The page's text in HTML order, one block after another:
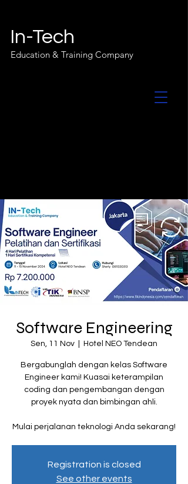
In-Tech
Education & Training Company
Software Engineering
Sen, 11 Nov Hotel NEO Tendean
Bergabunglah dengan kelas Software
Engineer kami! Kuasai keterampilan
coding dan pengembangan dengan
proyek nyata dan bimbingan ahli.
Mulai perjalanan teknologi Anda sekarang!
Registration is closed
See other events